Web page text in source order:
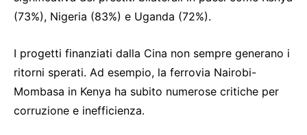
(73%), Nigeria (83%) e Uganda (72%).
I progetti finanziati dalla Cina non sempre generano i
ritorni sperati. Ad esempio, la ferrovia Nairobi-
Mombasa in Kenya ha subito numerose critiche per
corruzione e inefficienza.